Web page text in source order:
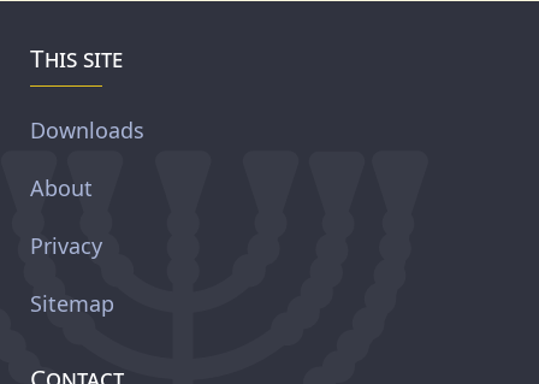
This site
Downloads
About
Privacy
Sitemap